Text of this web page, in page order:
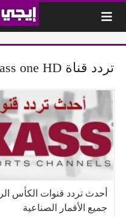
تردد قناة alkass one HD المجانية
جميع الأقمار الصناعية